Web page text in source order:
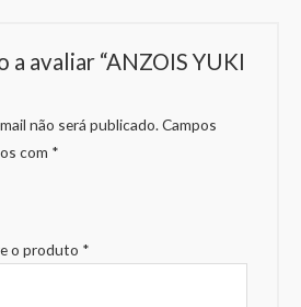
a avaliar “ANZOIS YUKI
não será publicado. Campos
com *
o produto *